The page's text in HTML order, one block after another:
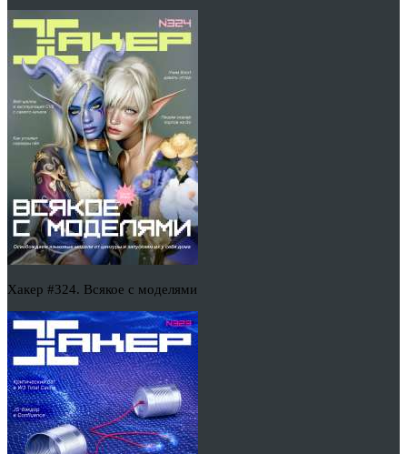
Хакер #324. Всякое с моделями